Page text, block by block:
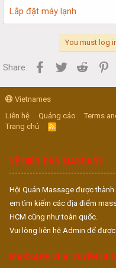
Lắp đặt máy lạnh
You must log
Share: Facebook
Twitter Reddit
Vietnames
Liên hệ
Quảng cáo Terms
Trang chủ
R
S
VỀ DIỄN ĐÀN MASSAGE
Hội Quán Massage được
em tìm kiếm các địa điểm
HCM cũng như toàn quốc.
Vui lòng liên hệ Admin để
MASSAGE VUA TUYỂN